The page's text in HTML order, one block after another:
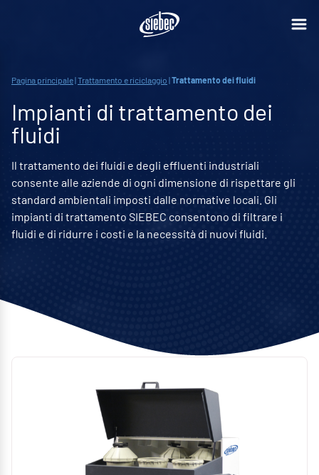
Pagina principale|Trattamento e riciclaggio |Trattamento dei fluidi
Impianti di trattamento dei
fluidi
Il trattamento dei fluidi e degli effluenti industriali
consente alle aziende di ogni dimensione di rispettare gli
standard ambientali imposti dalle normative locali. Gli
impianti di trattamento SIEBEC consentono di filtrare i
fluidi e di ridurre i costi e la necessità di nuovi fluidi.